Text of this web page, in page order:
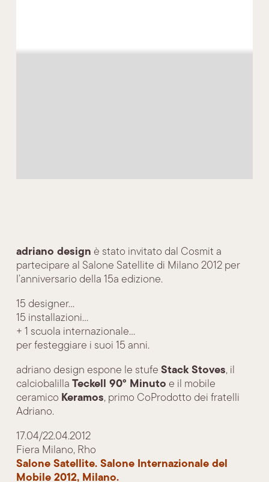
adriano design è stato invitato dal Cosmit a
partecipare al Salone Satellite di Milano 2012 per
l’anniversario della 15a edizione.
15 designer…
15 installazioni…
+ 1 scuola internazionale…
per festeggiare i suoi 15 anni.
adriano design espone le stufe Stack Stoves, il
calciobalilla Teckell 90° Minuto e il mobile
ceramico Keramos, primo CoProdotto dei fratelli
Adriano.
17.04/22.04.2012
Fiera Milano, Rho
Salone Satellite. Salone Internazionale del
Mobile 2012, Milano.